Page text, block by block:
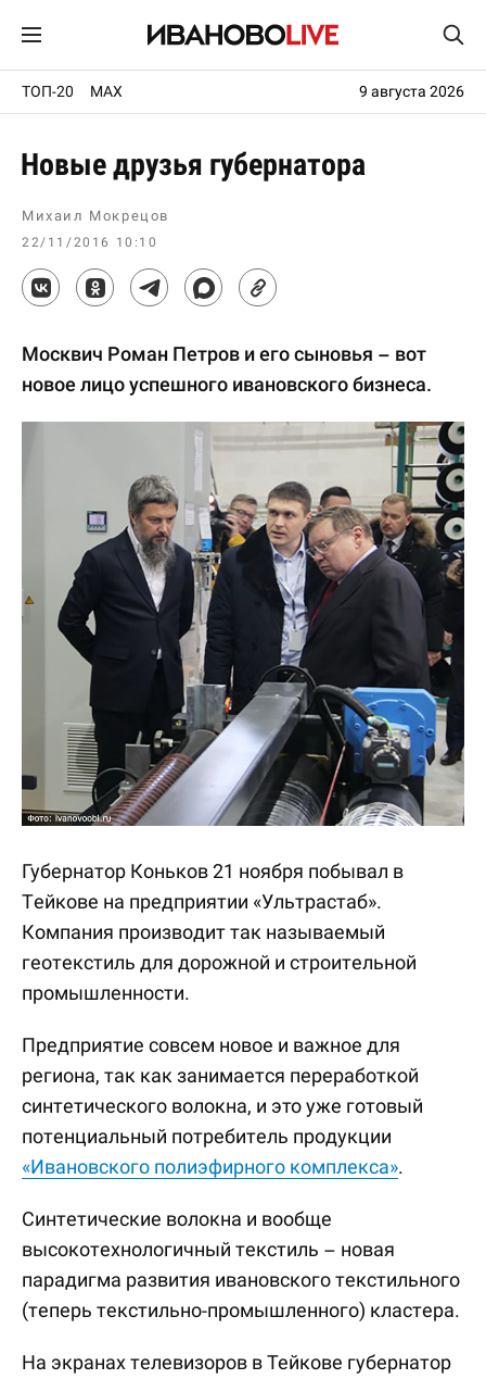
ТОП-20 MAX 9 августа 2026
Новые друзья губернатора
Михаил Мокрецов
22/11/2016 10:10
Москвич Роман Петров и его сыновья – вот
новое лицо успешного ивановского бизнеса.
Губернатор Коньков 21 ноября побывал в
Тейкове на предприятии «Ультрастаб».
Компания производит так называемый
геотекстиль для дорожной и строительной
промышленности.
Предприятие совсем новое и важное для
региона, так как занимается переработкой
синтетического волокна, и это уже готовый
потенциальный потребитель продукции
«Ивановского полиэфирного комплекса».
Синтетические волокна и вообще
высокотехнологичный текстиль – новая
парадигма развития ивановского текстильного
(теперь текстильно-промышленного) кластера.
На экранах телевизоров в Тейкове губернатор